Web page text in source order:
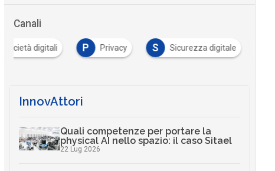
Canali
società digitali P Privacy S Sicurezza digitale
InnovAttori
Quali competenze per portare la
physical AI nello spazio: il caso Sitael
22 Lug 2026